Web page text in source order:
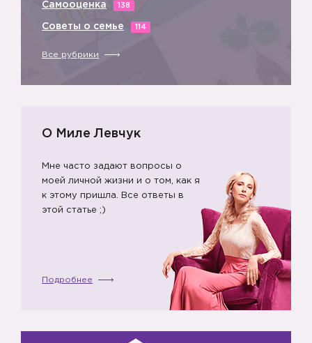
Самооценка 138
Советы о семье 114
Все рубрики
О Миле Левчук
Мне часто задают вопросы о
моей личной жизни и о том, как я
к этому пришла. Все ответы в
этой статье ;)
Подробнее